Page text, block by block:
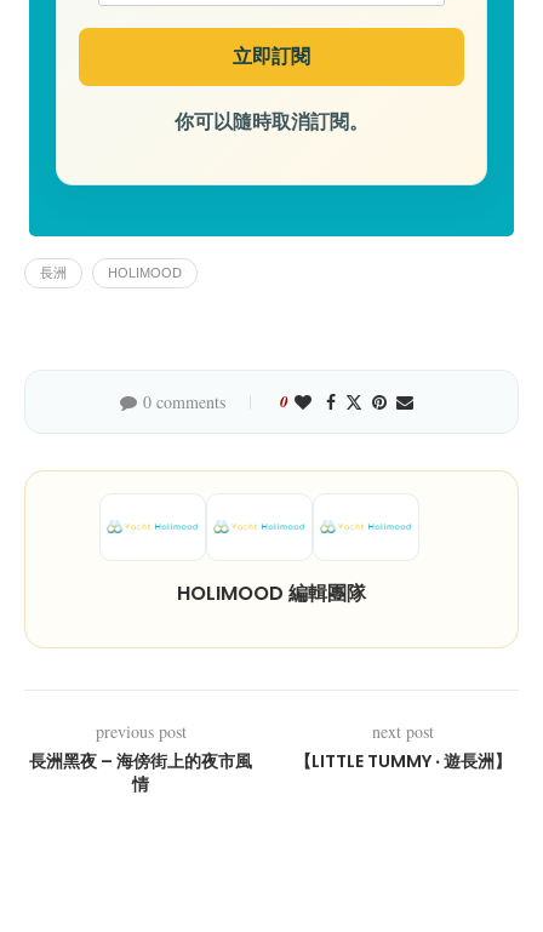
你可以隨時取消訂閱。
長洲 HOLIMOOD
0 comments 0
HOLIMOOD 編輯團隊
previous post
長洲黑夜 – 海傍街上的夜市風
情
next post
【LITTLE TUMMY ‧ 遊長洲】